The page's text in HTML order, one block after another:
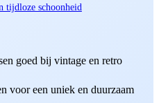
tijdloze schoonheid
goed bij vintage en retro
voor een uniek en duurzaam